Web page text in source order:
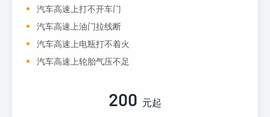
汽车高速上打不开车门
汽车高速上油门拉线断
汽车高速上电瓶打不着火
汽车高速上轮胎气压不足
200 元起